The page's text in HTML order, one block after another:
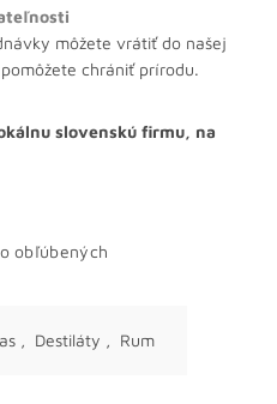
môžete vrátiť do našej
chrániť prírodu.
slovenskú firmu, na
obľúbených
, Destiláty , Rum